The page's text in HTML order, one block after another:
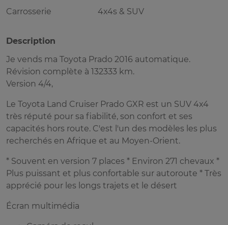
Carrosserie
4x4s & SUV
Description
Je vends ma Toyota Prado 2016 automatique.
Révision complète à 132333 km.
Version 4/4,
Le Toyota Land Cruiser Prado GXR est un SUV 4x4
très réputé pour sa fiabilité, son confort et ses
capacités hors route. C'est l'un des modèles les plus
recherchés en Afrique et au Moyen-Orient.
* Souvent en version 7 places * Environ 271 chevaux *
Plus puissant et plus confortable sur autoroute * Très
apprécié pour les longs trajets et le désert
Écran multimédia